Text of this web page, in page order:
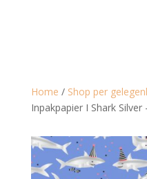
Home / Shop per
Inpakpapier I Shark